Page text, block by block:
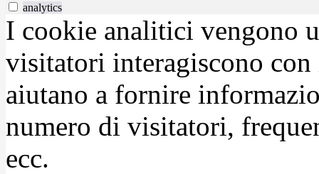
analytics
I cookie analitici vengono
visitatori interagiscono
aiutano a fornire
numero di visitatori,
ecc.